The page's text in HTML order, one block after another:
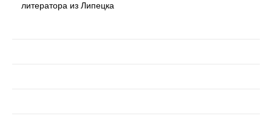
литератора из Липецка